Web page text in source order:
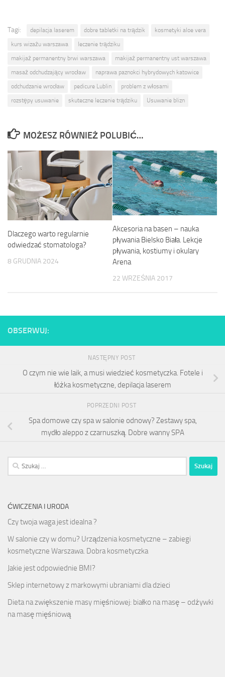
Tagi: depilacja laserem dobre tabletki na trądzik
kosmetyki aloe vera
kurs wizażu warszawa
leczenie trądziku
makijaż permanentny brwi warszawa
makijaż permanentny ust warszawa
masaż odchudzający wrocław
naprawa paznokci hybrydowych katowice
odchudzanie wrocław
pedicure Lublin
problem z włosami
rozstępy usuwanie
skuteczne leczenie trądziku Usuwanie blizn
MOŻESZ RÓWNIEŻ POLUBIĆ…
Dlaczego warto regularnie
odwiedzać stomatologa?
8 GRUDNIA 2024
Akcesoria na basen – nauka
pływania Bielsko Biała. Lekcje
pływania, kostiumy i okulary
Arena
22 WRZEŚNIA 2017
OBSERWUJ:
NASTĘPNY POST
O czym nie wie laik, a musi wiedzieć kosmetyczka. Fotele i
łóżka kosmetyczne, depilacja laserem
POPRZEDNI POST
Spa domowe czy spa w salonie odnowy? Zestawy spa,
mydło aleppo z czarnuszką. Dobre wanny SPA
Szukaj:
ĆWICZENIA I URODA
Czy twoja waga jest idealna ?
W salonie czy w domu? Urządzenia kosmetyczne – zabiegi
kosmetyczne Warszawa. Dobra kosmetyczka
Jakie jest odpowiednie BMI?
Sklep internetowy z markowymi ubraniami dla dzieci
Dieta na zwiększenie masy mięśniowej: białko na masę – odżywki
na masę mięśniową